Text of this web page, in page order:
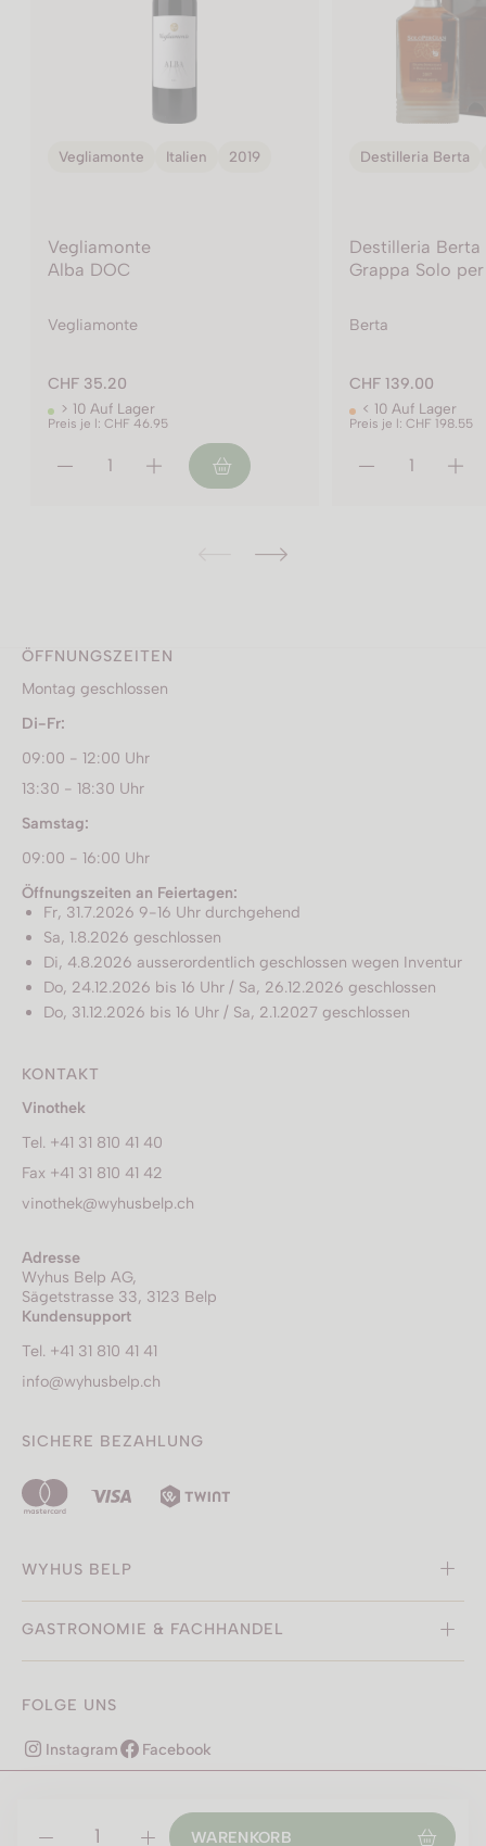
WARENKORB
Destilleria Berta Italien
Destilleria Berta
Grappa Solo per Gian
Berta
CHF 139.00
< 10 Auf Lager
Preis je l: CHF 198.55
Vite Colte
Vite Colte
Barbera
Vite Colte
CHF 17.00
> 10 Auf Lager
Preis je l: CHF 22.65
ÖFFNUNGSZEITEN
Montag geschlossen
Di-Fr:
09:00 - 12:00 Uhr
13:30 - 18:30 Uhr
Samstag:
09:00 - 16:00 Uhr
Öffnungszeiten an Feiertagen:
Fr, 31.7.2026 9-16 Uhr durchgehend
Sa, 1.8.2026 geschlossen
Di, 4.8.2026 ausserordentlich geschlossen wegen Inventur
Do, 24.12.2026 bis 16 Uhr / Sa, 26.12.2026 geschlossen
Do, 31.12.2026 bis 16 Uhr / Sa, 2.1.2027 geschlossen
KONTAKT
Vinothek
Tel. +41 31 810 41 40
Fax +41 31 810 41 42
vinothek@wyhusbelp.ch
Adresse
Wyhus Belp AG,
Sägetstrasse 33, 3123 Belp
Kundensupport
Tel. +41 31 810 41 41
info@wyhusbelp.ch
SICHERE BEZAHLUNG
WYHUS BELP
GASTRONOMIE & FACHHANDEL
FOLGE UNS
Instagram Facebook
Barrierefreiheit Datenschutz
AGB